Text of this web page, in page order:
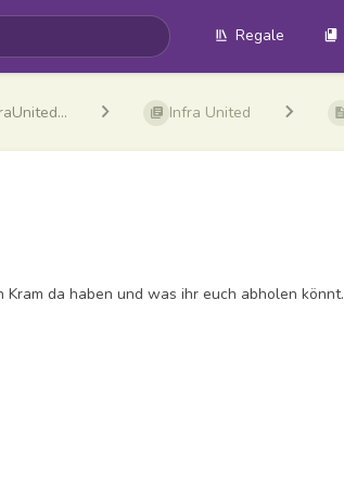
Regale
Infra United
da haben und was ihr euch abholen könnt.